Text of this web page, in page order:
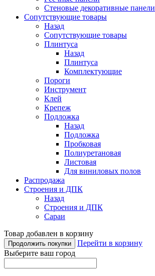
Стеновые декоративные панели
Сопутствующие товары
Назад
Сопутствующие товары
Плинтуса
Назад
Плинтуса
Комплектующие
Пороги
Инструмент
Клей
Крепеж
Подложка
Назад
Подложка
Пробковая
Полиуретановая
Листовая
Для виниловых полов
Распродажа
Строения и ДПК
Назад
Строения и ДПК
Сараи
Товар добавлен в корзину
Продолжить покупки
Перейти в корзину
Выберите ваш город